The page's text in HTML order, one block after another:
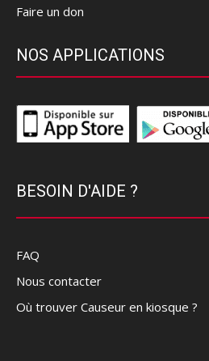
Faire un don
NOS APPLICATIONS
BESOIN D'AIDE ?
FAQ
Nous contacter
Où trouver Causeur en kiosque ?